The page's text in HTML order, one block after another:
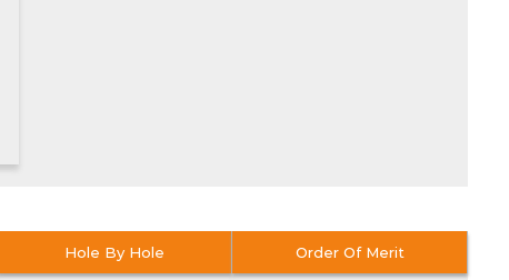
Hole By Hole Order Of Merit